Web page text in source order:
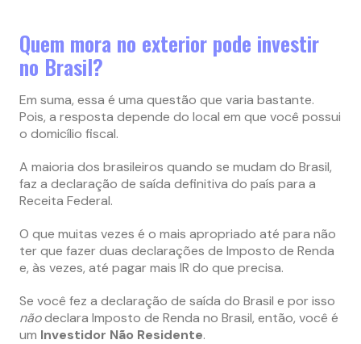
Quem mora no exterior pode investir
no Brasil?
Em suma, essa é uma questão que varia bastante.
Pois, a resposta depende do local em que você possui
o domicílio fiscal.
A maioria dos brasileiros quando se mudam do Brasil,
faz a declaração de saída definitiva do país para a
Receita Federal.
O que muitas vezes é o mais apropriado até para não
ter que fazer duas declarações de Imposto de Renda
e, às vezes, até pagar mais IR do que precisa.
Se você fez a declaração de saída do Brasil e por isso
nãodeclara Imposto de Renda no Brasil, então, você é
um Investidor Não Residente.